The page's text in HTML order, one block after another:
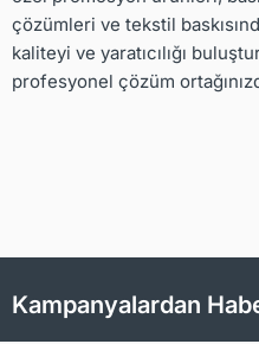
çözümleri ve tekstil
kaliteyi ve yaratıcılığı
profesyonel çözüm
Kampanyalardan